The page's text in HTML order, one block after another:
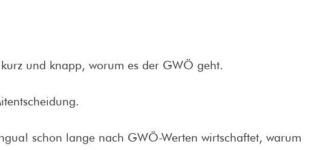
und knapp, worum es der GWÖ geht.
schon lange nach GWÖ-Werten wirtschaftet, warum